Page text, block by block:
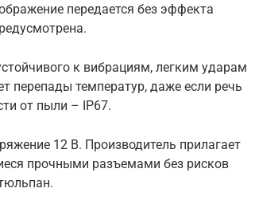
передается без эффекта
к вибрациям, легким ударам
перепады температур, даже если речь
от пыли – IP67.
12 В. Производитель прилагает
прочными разъемами без рисков